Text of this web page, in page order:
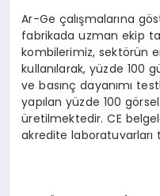
Ar-Ge çalışmalarına
fabrikada uzman ekip
kombilerimiz, sektörün
kullanılarak, yüzde 100
ve basınç dayanımı
yapılan yüzde 100
üretilmektedir. CE
akredite laboratuvarları